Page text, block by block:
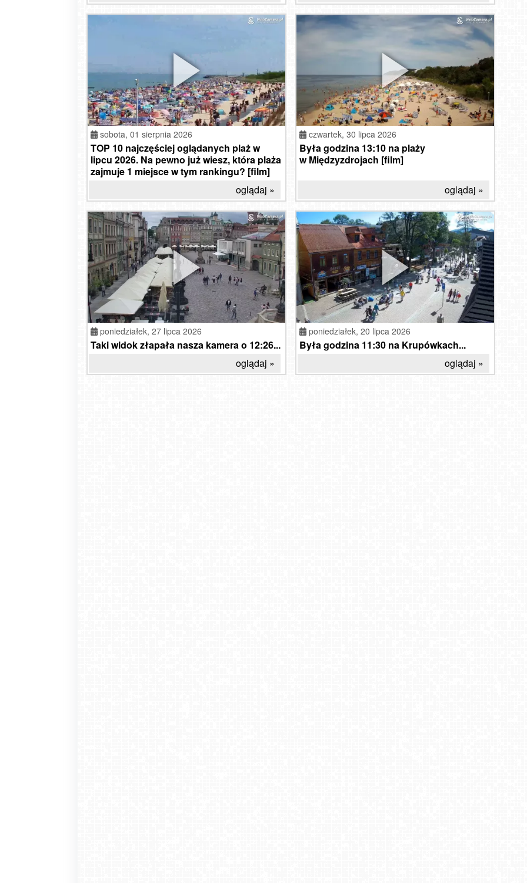
sobota, 01 sierpnia 2026
TOP 10 najczęściej oglądanych plaż w
lipcu 2026. Na pewno już wiesz, która plaża
zajmuje 1 miejsce w tym rankingu? [film]
oglądaj »
czwartek, 30 lipca 2026
Była godzina 13:10 na plaży
w Międzyzdrojach [film]
oglądaj »
poniedziałek, 27 lipca 2026
Taki widok złapała nasza kamera o 12:26...
oglądaj »
poniedziałek, 20 lipca 2026
Była godzina 11:30 na Krupówkach...
oglądaj »